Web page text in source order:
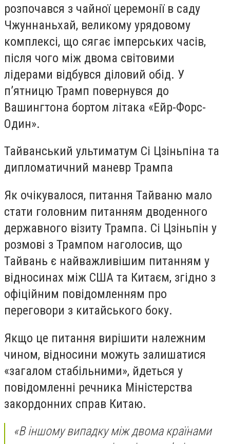
розпочався з чайної церемонії в саду
Чжуннаньхай, великому урядовому
комплексі, що сягає імперських часів,
після чого між двома світовими
лідерами відбувся діловий обід. У
п’ятницю Трамп повернувся до
Вашингтона бортом літака «Ейр-Форс-
Один».
Тайванський ультиматум Сі Цзіньпіна та
дипломатичний маневр Трампа
Як очікувалося, питання Тайваню мало
стати головним питанням дводенного
державного візиту Трампа. Сі Цзіньпін у
розмові з Трампом наголосив, що
Тайвань є найважливішим питанням у
відносинах між США та Китаєм, згідно з
офіційним повідомленням про
переговори з китайського боку.
Якщо це питання вирішити належним
чином, відносини можуть залишатися
«загалом стабільними», йдеться у
повідомленні речника Міністерства
закордонних справ Китаю.
«В іншому випадку між двома країнами